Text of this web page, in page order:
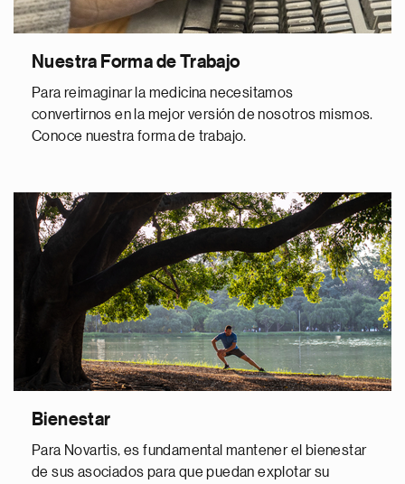
Nuestra Forma de Trabajo
Para reimaginar la medicina necesitamos
convertirnos en la mejor versión de nosotros mismos.
Conoce nuestra forma de trabajo.
Bienestar
Para Novartis, es fundamental mantener el bienestar
de sus asociados para que puedan explotar su